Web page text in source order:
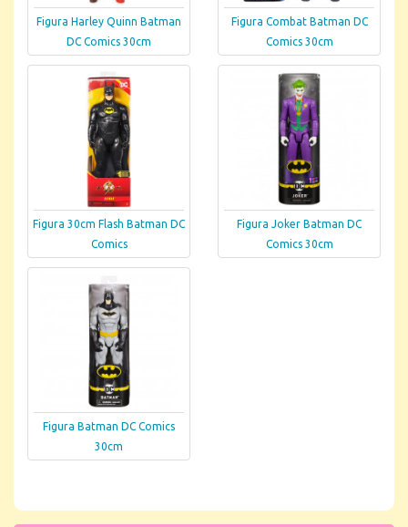
Figura Harley Quinn Batman
DC Comics 30cm
Figura Combat Batman DC
Comics 30cm
Figura 30cm Flash Batman DC
Comics
Figura Joker Batman DC
Comics 30cm
Figura Batman DC Comics
30cm